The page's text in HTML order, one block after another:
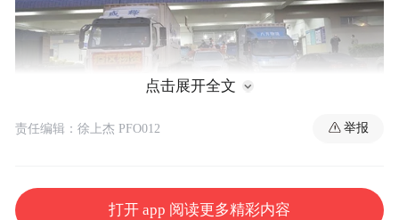
点击展开全文
责任编辑：徐上杰 PFO012 举报
打开 app 阅读更多精彩内容